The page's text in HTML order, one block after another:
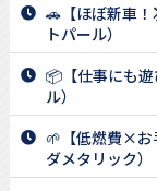
🚗【ほぼ新車
トパール）
📦【仕事にも
ル）
🌱【低燃費×お
ダメタリック）